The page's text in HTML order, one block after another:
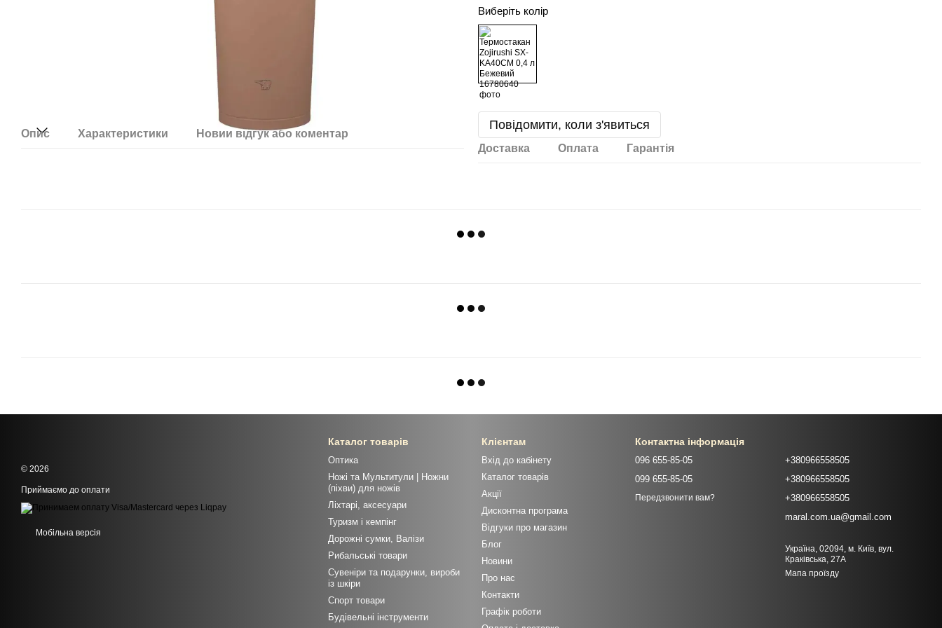
Опис Характеристики Новий відгук або коментар
Виберіть колір
Повідомити, коли з'явиться
Доставка Оплата Гарантія
© 2026
Приймаємо до оплати
Мобільна версія
Каталог товарів
Оптика
Ножі та Мультитули | Ножни
(піхви) для ножів
Ліхтарі, аксесуари
Туризм і кемпінг
Дорожні сумки, Валізи
Рибальські товари
Сувеніри та подарунки, вироби
із шкіри
Спорт товари
Будівельні інструменти
Клієнтам
Вхід до кабінету
Каталог товарів
Акції
Дисконтна програма
Відгуки про магазин
Блог
Новини
Про нас
Контакти
Графік роботи
Контактна інформація
096 655-85-05
099 655-85-05
Передзвонити вам?
+380966558505
+380966558505
+380966558505
maral.com.ua@gmail.com
Україна, 02094, м. Київ, вул.
Краківська, 27А
Мапа проїзду